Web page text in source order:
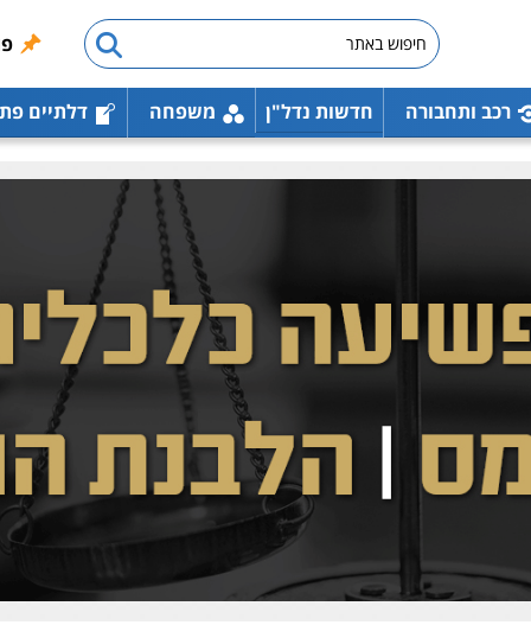
רכב ותחבורה חדשות נדל"ן משפחה דלתיים